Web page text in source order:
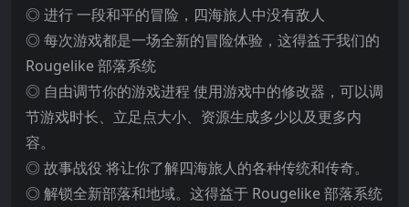
◎ 进行 一段和平的冒险，四海旅人中没有敌人
◎ 每次游戏都是一场全新的冒险体验，这得益于我们的
Rougelike 部落系统
◎ 自由调节你的游戏进程 使用游戏中的修改器，可以调
节游戏时长、立足点大小、资源生成多少以及更多内
容。
◎ 故事战役 将让你了解四海旅人的各种传统和传奇。
◎ 解锁全新部落和地域。这得益于 Rougelike 部落系统